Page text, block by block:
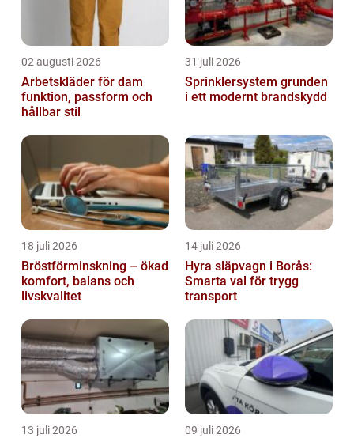
02 augusti 2026
Arbetskläder för dam
funktion, passform och
hållbar stil
31 juli 2026
Sprinklersystem grunden
i ett modernt brandskydd
18 juli 2026
Bröstförminskning – ökad
komfort, balans och
livskvalitet
14 juli 2026
Hyra släpvagn i Borås:
Smarta val för trygg
transport
13 juli 2026 09 juli 2026